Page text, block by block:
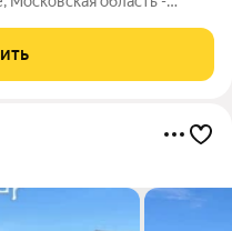
мощность:
кв.м